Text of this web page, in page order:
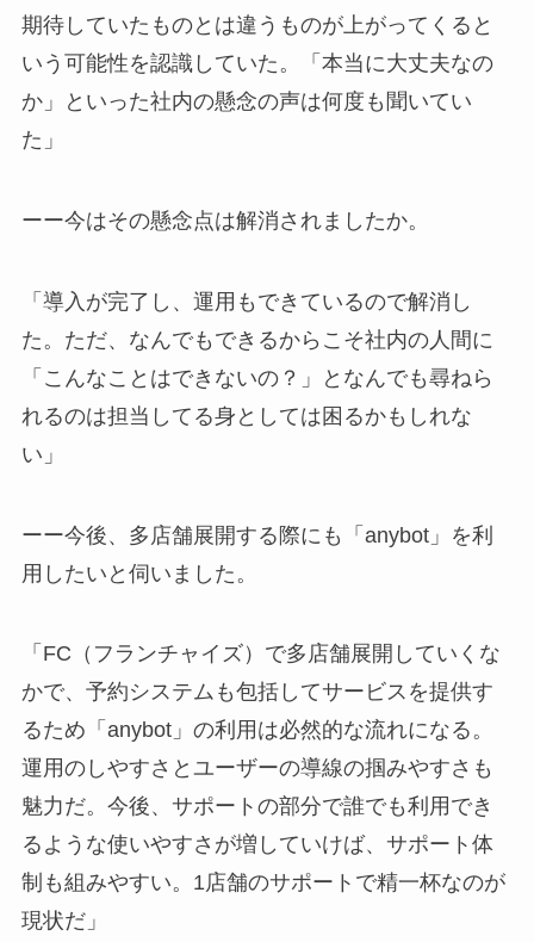
期待していたものとは違うものが上がってくると
いう可能性を認識していた。「本当に大丈夫なの
か」といった社内の懸念の声は何度も聞いてい
た」
ーー今はその懸念点は解消されましたか。
「導入が完了し、運用もできているので解消し
た。ただ、なんでもできるからこそ社内の人間に
「こんなことはできないの？」となんでも尋ねら
れるのは担当してる身としては困るかもしれな
い」
ーー今後、多店舗展開する際にも「anybot」を利
用したいと伺いました。
「FC（フランチャイズ）で多店舗展開していくな
かで、予約システムも包括してサービスを提供す
るため「anybot」の利用は必然的な流れになる。
運用のしやすさとユーザーの導線の掴みやすさも
魅力だ。今後、サポートの部分で誰でも利用でき
るような使いやすさが増していけば、サポート体
制も組みやすい。1店舗のサポートで精一杯なのが
現状だ」